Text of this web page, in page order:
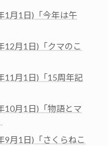
1月1日)「今年は午
12月1日)「クマのこ
11月1日)「15周年記
10月1日)「物語とマ
9月1日)「さくらねこ